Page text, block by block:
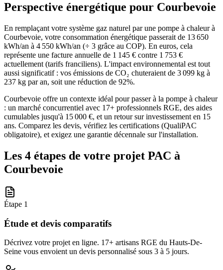
Perspective énergétique pour Courbevoie
En remplaçant votre système gaz naturel par une pompe à chaleur à
Courbevoie, votre consommation énergétique passerait de 13 650
kWh/an à 4 550 kWh/an (÷ 3 grâce au COP). En euros, cela
représente une facture annuelle de 1 145 € contre 1 753 €
actuellement (tarifs franciliens). L'impact environnemental est tout
aussi significatif : vos émissions de CO₂ chuteraient de 3 099 kg à
237 kg par an, soit une réduction de 92%.
Courbevoie offre un contexte idéal pour passer à la pompe à chaleur
: un marché concurrentiel avec 17+ professionnels RGE, des aides
cumulables jusqu'à 15 000 €, et un retour sur investissement en 15
ans. Comparez les devis, vérifiez les certifications (QualiPAC
obligatoire), et exigez une garantie décennale sur l'installation.
Les 4 étapes de votre projet PAC à
Courbevoie
Étape 1
Étude et devis comparatifs
Décrivez votre projet en ligne. 17+ artisans RGE du Hauts-De-
Seine vous envoient un devis personnalisé sous 3 à 5 jours.